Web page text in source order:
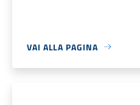
VAI ALLA PAGINA